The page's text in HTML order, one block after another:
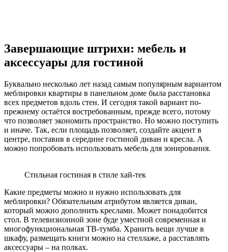
Завершающие штрихи: мебель и
аксессуары для гостиной
Буквально несколько лет назад самым популярным вариантом
меблировки квартиры в панельном доме была расстановка
всех предметов вдоль стен. И сегодня такой вариант по-
прежнему остаётся востребованным, прежде всего, потому
что позволяет экономить пространство. Но можно поступить
и иначе. Так, если площадь позволяет, создайте акцент в
центре, поставив в середине гостиной диван и кресла. А
можно попробовать использовать мебель для зонирования.
Стильная гостиная в стиле хай-тек
Какие предметы можно и нужно использовать для
меблировки? Обязательным атрибутом является диван,
который можно дополнить креслами. Может понадобится
стол. В телевизионной зоне буде уместной современная и
многофункциональная ТВ-тумба. Хранить вещи лучше в
шкафу, размещать книги можно на стеллаже, а расставлять
аксессуары – на полках.